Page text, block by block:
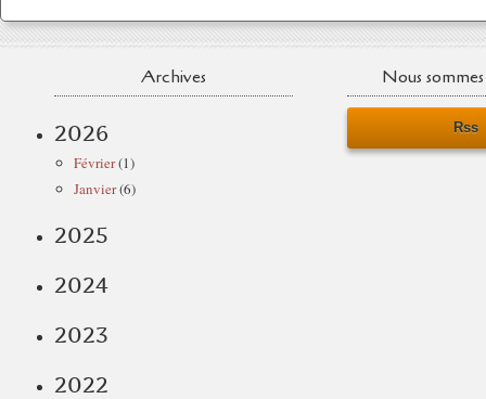
Archives
2026
Février(1)
Janvier(6)
2025
2024
2023
2022
Nous
Rss